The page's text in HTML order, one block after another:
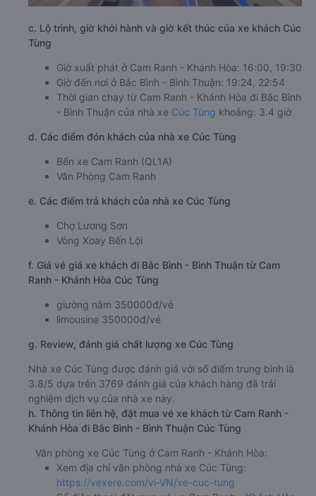
c. Lộ trình, giờ khởi hành và giờ kết thúc của xe khách Cúc
Tùng
Giờ xuất phát ở Cam Ranh - Khánh Hòa: 16:00, 19:30
Giờ đến nơi ở Bắc Bình - Bình Thuận: 19:24, 22:54
Thời gian chạy từ Cam Ranh - Khánh Hòa đi Bắc Bình
- Bình Thuận của nhà xe Cúc Tùng khoảng: 3.4 giờ
d. Các điểm đón khách của nhà xe Cúc Tùng
Bến xe Cam Ranh (QL1A)
Văn Phòng Cam Ranh
e. Các điểm trả khách của nhà xe Cúc Tùng
Chợ Lương Sơn
Vòng Xoay Bến Lội
f. Giá vé giá xe khách đi Bắc Bình - Bình Thuận từ Cam
Ranh - Khánh Hòa Cúc Tùng
giường nằm 350000đ/vé
limousine 350000đ/vé
g. Review, đánh giá chất lượng xe Cúc Tùng
Nhà xe Cúc Tùng được đánh giá với số điểm trung bình là
3.8/5 dựa trên 3769 đánh giá của khách hàng đã trải
nghiệm dịch vụ của nhà xe này.
h. Thông tin liên hệ, đặt mua vé xe khách từ Cam Ranh -
Khánh Hòa đi Bắc Bình - Bình Thuận Cúc Tùng
Văn phòng xe Cúc Tùng ở Cam Ranh - Khánh Hòa:
Xem địa chỉ văn phòng nhà xe Cúc Tùng:
https://vexere.com/vi-VN/xe-cuc-tung